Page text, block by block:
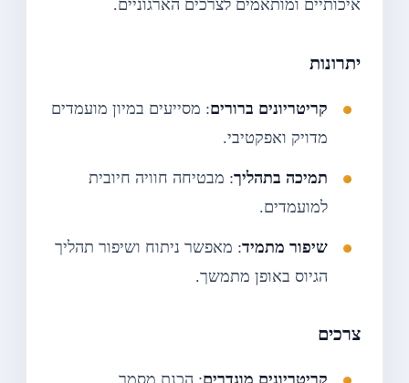
איכותיים ומותאמים לצרכים הארגוניים.
יתרונות
קריטריונים ברורים: מסייעים במיון מועמדים
מדויק ואפקטיבי.
תמיכה בתהליך: מבטיחה חוויה חיובית
למועמדים.
שיפור מתמיד: מאפשר ניתוח ושיפור תהליך
הגיוס באופן מתמשך.
צרכים